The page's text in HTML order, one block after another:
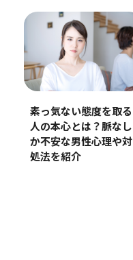
素っ気ない態度を取る
人の本心とは？脈なし
か不安な男性心理や対
処法を紹介